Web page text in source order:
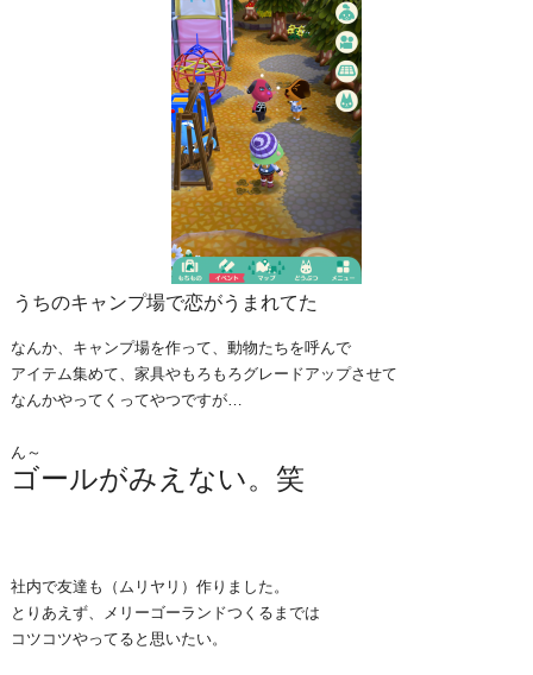
うちのキャンプ場で恋がうまれてた
なんか、キャンプ場を作って、動物たちを呼んで
アイテム集めて、家具やもろもろグレードアップさせて
なんかやってくってやつですが…
ん～
ゴールがみえない。笑
社内で友達も（ムリヤリ）作りました。
とりあえず、メリーゴーランドつくるまでは
コツコツやってると思いたい。